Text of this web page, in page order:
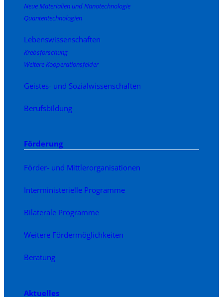
Neue Materialien und Nanotechnologie
Quantentechnologien
Lebenswissenschaften
Krebsforschung
Weitere Kooperationsfelder
Geistes- und Sozialwissenschaften
Berufsbildung
Förderung
Förder- und Mittlerorganisationen
Interministerielle Programme
Bilaterale Programme
Weitere Fördermöglichkeiten
Beratung
Aktuelles